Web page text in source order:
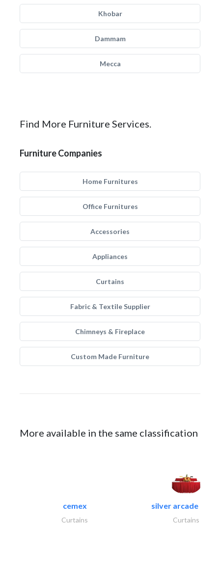
Khobar
Dammam
Mecca
Find More Furniture Services.
Furniture Companies
Home Furnitures
Office Furnitures
Accessories
Appliances
Curtains
Fabric & Textile Supplier
Chimneys & Fireplace
Custom Made Furniture
More available in the same classification
cemex
Curtains
silver arcade
Curtains